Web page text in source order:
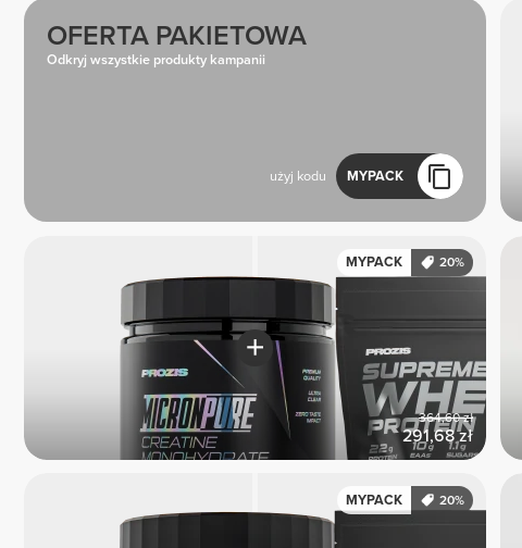
OFERTA PAKIETOWA
Odkryj wszystkie produkty kampanii
użyj kodu MYPACK
MYPACK 20%
291,68 zł
364,60 zł
MYPACK 20%